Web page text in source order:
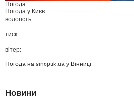
Погода
Погода у Києві
вологість:
тиск:
вітер:
Погода наsinoptik.ua у Вінниці
Новини